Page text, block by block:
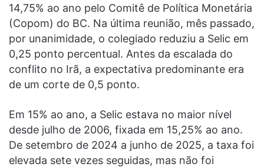
14,75% ao ano pelo Comitê de Política Monetária
(Copom) do BC. Na última reunião, mês passado,
por unanimidade, o colegiado reduziu a Selic em
0,25 ponto percentual. Antes da escalada do
conflito no Irã, a expectativa predominante era
de um corte de 0,5 ponto.
Em 15% ao ano, a Selic estava no maior nível
desde julho de 2006, fixada em 15,25% ao ano.
De setembro de 2024 a junho de 2025, a taxa foi
elevada sete vezes seguidas, mas não foi